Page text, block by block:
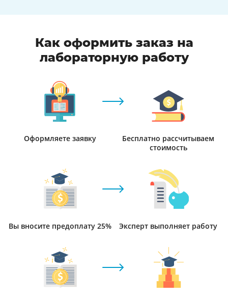
Как оформить заказ на
лабораторную работу
Оформляете заявку
Бесплатно рассчитываем
стоимость
Вы вносите предоплату 25% Эксперт выполняет работу